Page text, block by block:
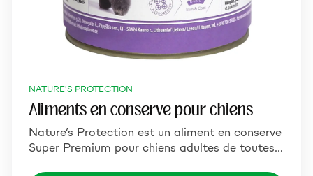
NATURE'S PROTECTION
Aliments en conserve pour chiens
Nature’s Protection est un aliment en conserve
Super Premium pour chiens adultes de toutes…